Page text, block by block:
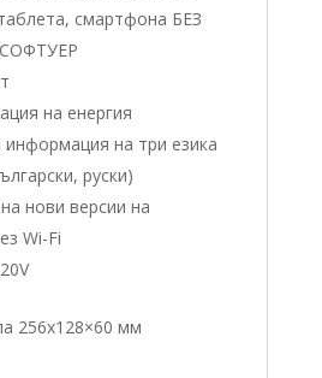
смартфона БЕЗ
на енергия
информация на три езика
руски)
нови версии на
Wi-Fi
256х128×60 мм